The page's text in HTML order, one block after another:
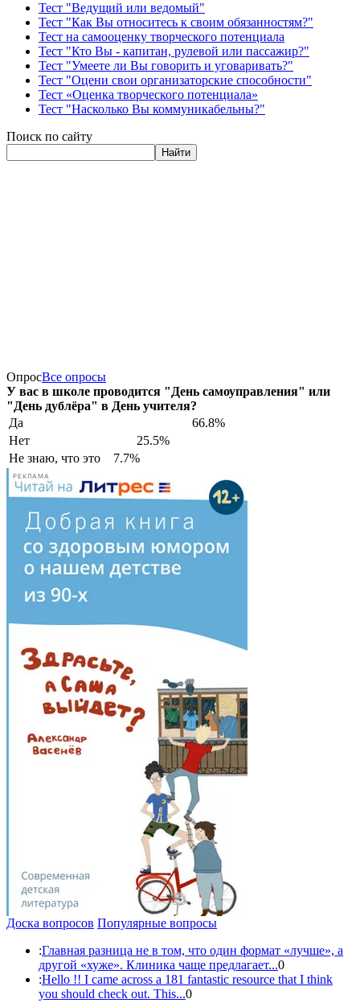
Тест "Ведущий или ведомый"
Тест "Как Вы относитесь к своим обязанностям?"
Тест на самооценку творческого потенциала
Тест "Кто Вы - капитан, рулевой или пассажир?"
Тест "Умеете ли Вы говорить и уговаривать?"
Тест "Оцени свои организаторские способности"
Тест «Оценка творческого потенциала»
Тест "Насколько Вы коммуникабельны?"
Поиск по сайту
Найти
ОпросВсе опросы
У вас в школе проводится "День самоуправления" или
"День дублёра" в День учителя?
Да
66.8%
Нет
25.5%
Не знаю, что это
7.7%
РЕКЛАМА
Доска вопросов Популярные вопросы
:Главная разница не в том, что один формат «лучше», а
другой «хуже». Клиника чаще предлагает...0
:Hello !! I came across a 181 fantastic resource that I think
you should check out. This...0